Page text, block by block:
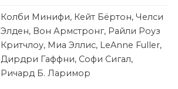
Колби Минифи, Кейт Бёртон, Челси
Элден, Вон Армстронг, Райли Роуз
Критчлоу, Миа Эллис, LeAnne Fuller,
Дирдри Гаффни, Софи Сигал,
Ричард Б. Ларимор